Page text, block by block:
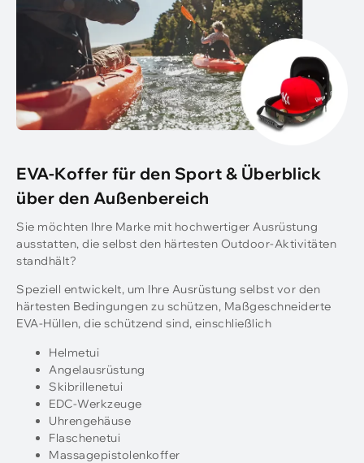
EVA-Koffer für den Sport & Überblick
über den Außenbereich
Sie möchten Ihre Marke mit hochwertiger Ausrüstung
ausstatten, die selbst den härtesten Outdoor-Aktivitäten
standhält?
Speziell entwickelt, um Ihre Ausrüstung selbst vor den
härtesten Bedingungen zu schützen, Maßgeschneiderte
EVA-Hüllen, die schützend sind, einschließlich
Helmetui
Angelausrüstung
Skibrillenetui
EDC-Werkzeuge
Uhrengehäuse
Flaschenetui
Massagepistolenkoffer